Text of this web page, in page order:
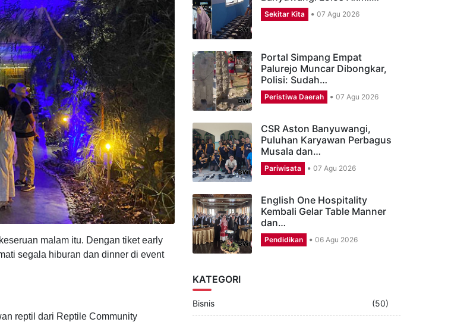
malam itu. Dengan tiket early
Anak Pegawai Dapur MBG di
Portal Simpang Empat
Palurejo Muncar Dibongkar,
Peristiwa Daerah 07 Agu 2026
CSR Aston Banyuwangi,
Puluhan Karyawan Perbagus
Pariwisata 07 Agu 2026
English One Hospitality
Kembali Gelar Table Manner
KATEGORI